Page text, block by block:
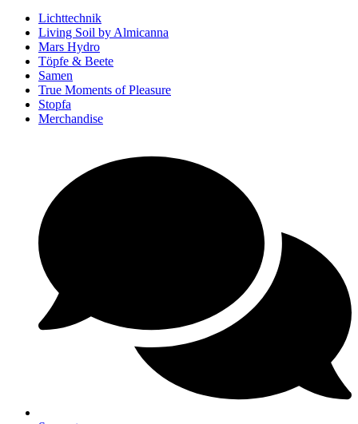
Lichttechnik
Living Soil by Almicanna
Mars Hydro
Töpfe & Beete
Samen
True Moments of Pleasure
Stopfa
Merchandise